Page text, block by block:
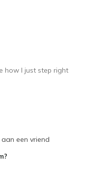
how I just step right
een vriend